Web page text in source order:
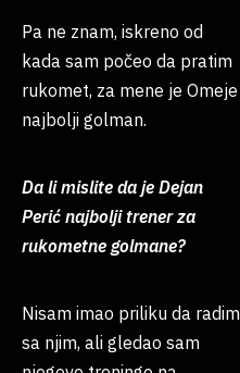
Pa ne znam, iskreno od
kada sam počeo da pratim
rukomet, za mene je Omeje
najbolji golman.
Da li mislite da je Dejan
Perić najbolji trener za
rukometne golmane?
Nisam imao priliku da radim
sa njim, ali gledao sam